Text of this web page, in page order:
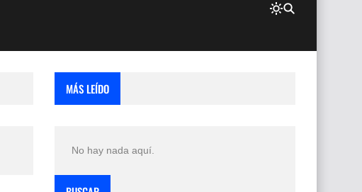
MÁS LEÍDO
No hay nada aquí.